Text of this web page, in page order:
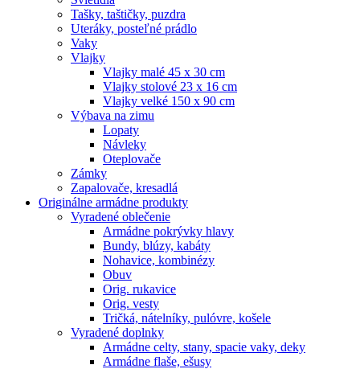
Tašky, taštičky, puzdra
Uteráky, posteľné prádlo
Vaky
Vlajky
Vlajky malé 45 x 30 cm
Vlajky stolové 23 x 16 cm
Vlajky velké 150 x 90 cm
Výbava na zimu
Lopaty
Návleky
Oteplovače
Zámky
Zapalovače, kresadlá
Originálne armádne produkty
Vyradené oblečenie
Armádne pokrývky hlavy
Bundy, blúzy, kabáty
Nohavice, kombinézy
Obuv
Orig. rukavice
Orig. vesty
Tričká, nátelníky, pulóvre, košele
Vyradené doplnky
Armádne celty, stany, spacie vaky, deky
Armádne flaše, ešusy